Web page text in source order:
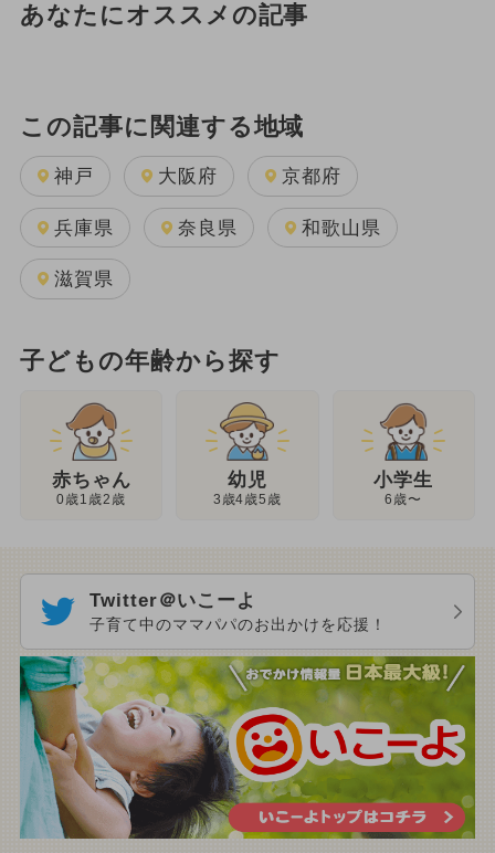
あなたにオススメの記事
この記事に関連する地域
神戸 大阪府 京都府
兵庫県 奈良県 和歌山県
滋賀県
子どもの年齢から探す
赤ちゃん
0歳1歳2歳
幼児
3歳4歳5歳
小学生
6歳〜
Twitter＠いこーよ
子育て中のママパパのお出かけを応援！